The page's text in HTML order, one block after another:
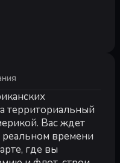
территориальный
Вас ждет
времени
где вы
система
equivalent
AMD equivalent, 4 GB